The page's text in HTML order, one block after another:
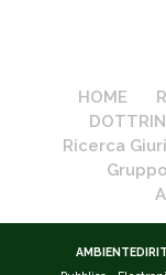
HOME
Ricerca